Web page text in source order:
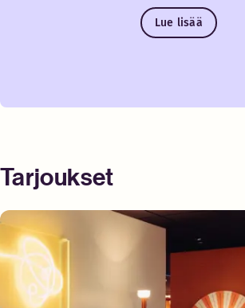
Lue lisää
Tarjoukset